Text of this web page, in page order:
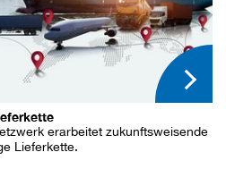
erarbeitet zukunftsweisende
Lieferkette.